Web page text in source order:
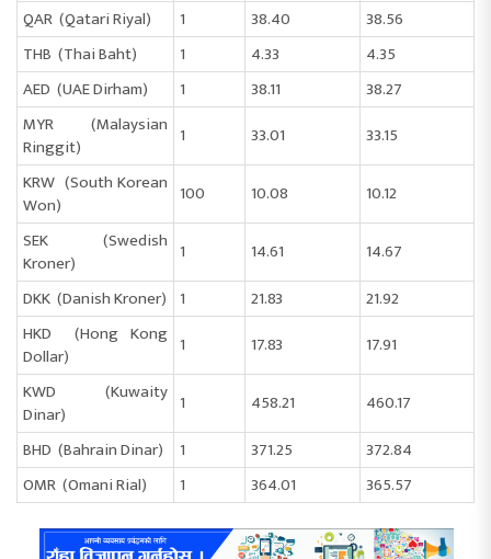
QAR (Qatari Riyal)
1 38.40
38.56
THB (Thai Baht)
1 4.33
4.35
AED (UAE Dirham)
1 38.11
38.27
MYR (Malaysian
Ringgit)
1 33.01
33.15
KRW (South Korean
Won)
100 10.08
10.12
SEK (Swedish
Kroner)
1 14.61
14.67
DKK (Danish Kroner) 1 21.83
21.92
HKD (Hong Kong
Dollar)
1 17.83
17.91
KWD (Kuwaity
Dinar)
1 458.21
460.17
BHD (Bahrain Dinar)
1 371.25
372.84
OMR (Omani Rial)
1 364.01 365.57